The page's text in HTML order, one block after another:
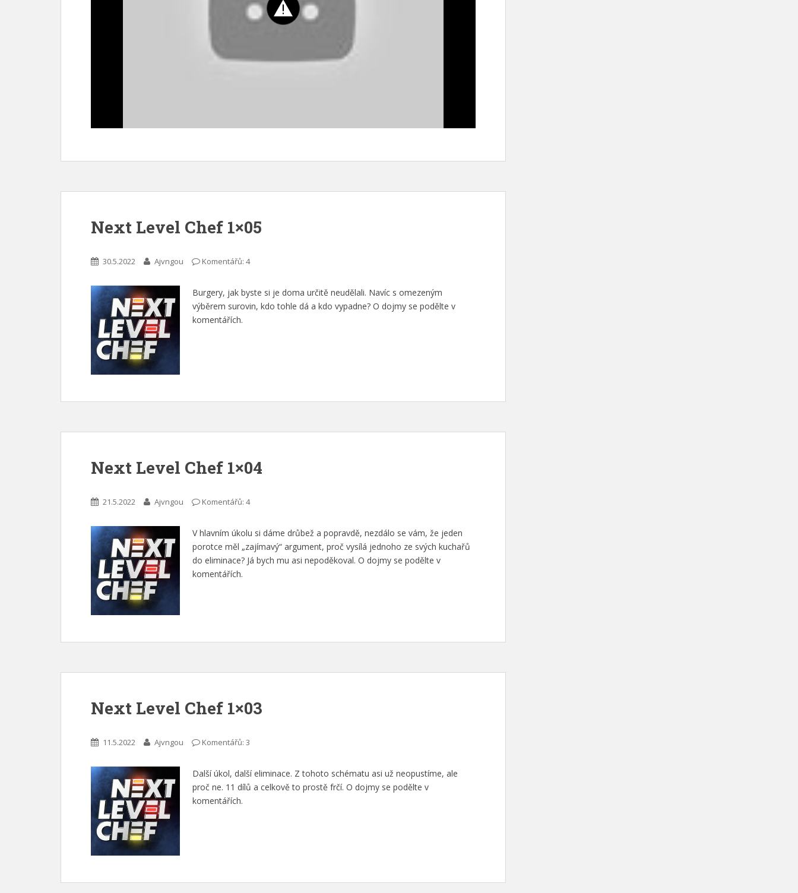
Next Level Chef 1×05
30.5.2022 Ajvngou Komentářů: 4
Burgery, jak byste si je doma určitě neudělali. Navíc s omezeným
výběrem surovin, kdo tohle dá a kdo vypadne? O dojmy se podělte v
komentářích.
Next Level Chef 1×04
21.5.2022 Ajvngou Komentářů: 4
V hlavním úkolu si dáme drůbež a popravdě, nezdálo se vám, že jeden
porotce měl „zajímavý“ argument, proč vysílá jednoho ze svých kuchařů
do eliminace? Já bych mu asi nepoděkoval. O dojmy se podělte v
komentářích.
Next Level Chef 1×03
11.5.2022 Ajvngou Komentářů: 3
Další úkol, další eliminace. Z tohoto schématu asi už neopustíme, ale
proč ne. 11 dílů a celkově to prostě frčí. O dojmy se podělte v
komentářích.